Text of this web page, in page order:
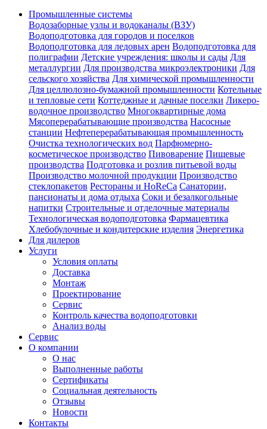
Промышленные системы
Водозаборные узлы и водоканалы (ВЗУ)
Водоподготовка для городов и поселков
Водоподготовка для ледовых арен Водоподготовка для
полиграфии Детские учреждения: школы и сады Для
металлургии Для производства микроэлектроники Для
сельского хозяйства Для химической промышленности
Для целлюлозно-бумажной промышленности Котельные
и тепловые сети Коттеджные и дачные поселки Ликеро-
водочное производство Многоквартирные дома
Мясоперерабатывающие производства Насосные
станции Нефтеперерабатывающая промышленность
Очистка технологических вод Парфюмерно-
косметическое производство Пивоварение Пищевые
производства Подготовка и розлив питьевой воды
Производство молочной продукции Производство
стеклопакетов Рестораны и HoReCa Санатории,
пансионаты и дома отдыха Соки и безалкогольные
напитки Строительные и отделочные материалы
Технологическая водоподготовка Фармацевтика
Хлебобулочные и кондитерские изделия Энергетика
Для дилеров
Услуги
Условия оплаты
Доставка
Монтаж
Проектирование
Сервис
Контроль качества водоподготовки
Анализ воды
Сервис
О компании
О нас
Выполненные работы
Сертификаты
Социальная деятельность
Отзывы
Новости
Контакты